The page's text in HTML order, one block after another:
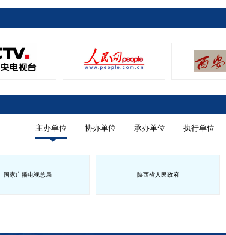
主办单位 协办单位 承办单位 执行单位
国家广播电视总局 陕西省人民政府